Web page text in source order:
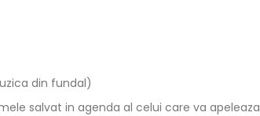
din fundal)
salvat in agenda al celui care va apeleaza